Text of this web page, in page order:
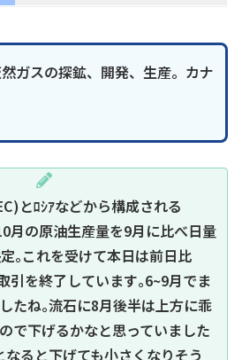
ガスの探鉱、開発、生産。カナ
とﾛｼｱなどから構成される
月の原油生産量を9月に比べ日量
｡これを受けて本日は前日比
引を終了しています｡6~9月でま
たね｡流石に8月後半は上方に乖
で下げるかなと思っていました
ると下げても小さくなりそう